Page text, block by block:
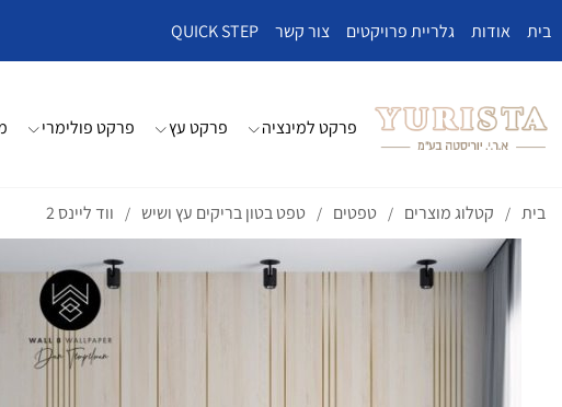
בית אודות גלריית פרויקטים צור קשר QUICK STEP
פרקט למינציה פרקט עץ פרקט פולימרי
בית / קטלוג מוצרים / טפטים / טפט בטון בריקים עץ ושיש / ווד ליינס 2